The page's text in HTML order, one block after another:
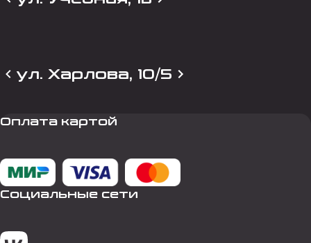
ул. Харлова, 10/5
Оплата картой
Социальные сети